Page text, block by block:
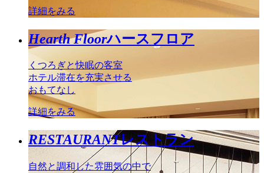
詳細をみる
Hearth Floorハースフロア
くつろぎと快眠の客室
ホテル滞在を充実させる
おもてなし
詳細をみる
RESTAURANTレストラン
自然と調和した雰囲気の中で